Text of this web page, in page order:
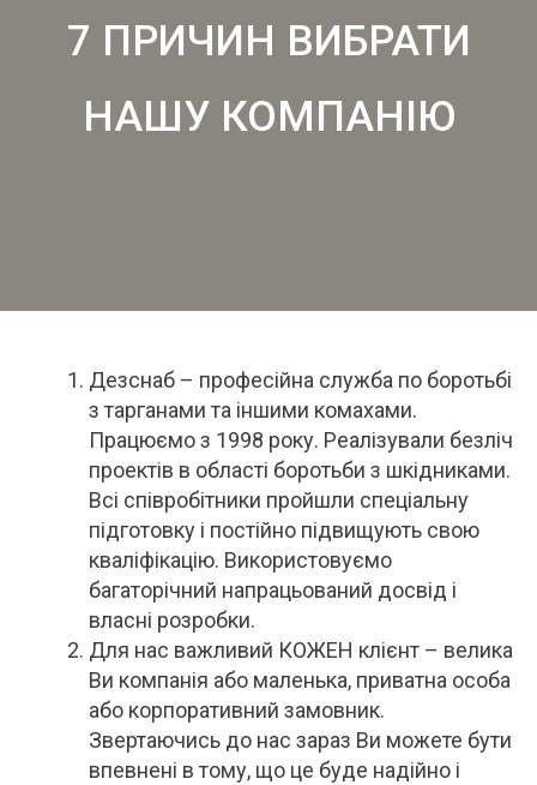
7 ПРИЧИН ВИБРАТИ
НАШУ КОМПАНІЮ
Дезснаб – професійна служба по боротьбі
з тарганами та іншими комахами.
Працюємо з 1998 року. Реалізували безліч
проектів в області боротьби з шкідниками.
Всі співробітники пройшли спеціальну
підготовку і постійно підвищують свою
кваліфікацію. Використовуємо
багаторічний напрацьований досвід і
власні розробки.
Для нас важливий КОЖЕН клієнт – велика
Ви компанія або маленька, приватна особа
або корпоративний замовник.
Звертаючись до нас зараз Ви можете бути
впевнені в тому, що це буде надійно і